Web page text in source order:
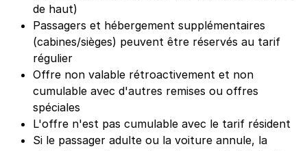
de haut)
Passagers et hébergement supplémentaires
(cabines/sièges) peuvent être réservés au tarif
régulier
Offre non valable rétroactivement et non
cumulable avec d'autres remises ou offres
spéciales
L'offre n'est pas cumulable avec le tarif résident
Si le passager adulte ou la voiture annule, la